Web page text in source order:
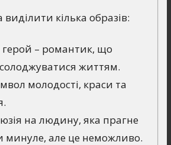
кілька образів:
– романтик, що
життям.
молодості, краси та
на людину, яка прагне
минуле, але це неможливо.